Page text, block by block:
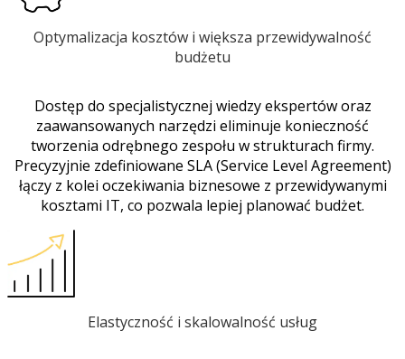
Optymalizacja kosztów i większa przewidywalność
budżetu
Dostęp do specjalistycznej wiedzy ekspertów oraz
zaawansowanych narzędzi eliminuje konieczność
tworzenia odrębnego zespołu w strukturach firmy.
Precyzyjnie zdefiniowane SLA (Service Level Agreement)
łączy z kolei oczekiwania biznesowe z przewidywanymi
kosztami IT, co pozwala lepiej planować budżet.
Elastyczność i skalowalność usług